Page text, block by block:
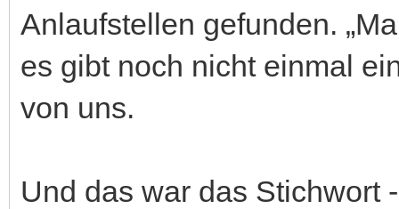
Anlaufstellen gefunden.
es gibt noch nicht einmal
von uns.
Und das war das Stichwort